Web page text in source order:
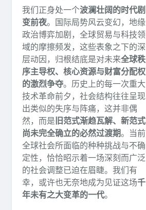
我们正身处一个波澜壮阔的时代剧
变前夜。国际局势风云变幻，地缘
政治博弈加剧，全球贸易与科技领
域的摩擦频发，这些表象之下的深
层动因，归根结底是对未来全球秩
序主导权、核心资源与财富分配权
的激烈争夺。历史上的每一次重大
技术革命前夕，社会结构往往呈现
出类似的失序与阵痛，这并非偶
然，而是 旧范式渐趋瓦解、新范式
尚未完全确立的必然过渡期。当前
全球社会所面临的种种挑战与不确
定性，恰恰昭示着一场深刻而广泛
的社会调整已迫在眉睫。我们有
幸，或许也无奈地成为见证这场千
年未有之大变革的一代。